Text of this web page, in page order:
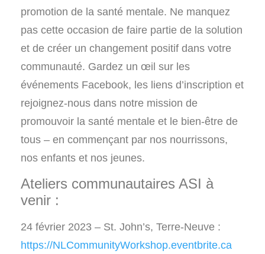
promotion de la santé mentale. Ne manquez
pas cette occasion de faire partie de la solution
et de créer un changement positif dans votre
communauté. Gardez un œil sur les
événements Facebook, les liens d’inscription et
rejoignez-nous dans notre mission de
promouvoir la santé mentale et le bien-être de
tous – en commençant par nos nourrissons,
nos enfants et nos jeunes.
Ateliers communautaires ASI à
venir :
24 février 2023 – St. John’s, Terre-Neuve :
https://NLCommunityWorkshop.eventbrite.ca